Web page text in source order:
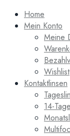
Home
Mein Konto
Meine
Wishlist
Kontaktlinsen
14-